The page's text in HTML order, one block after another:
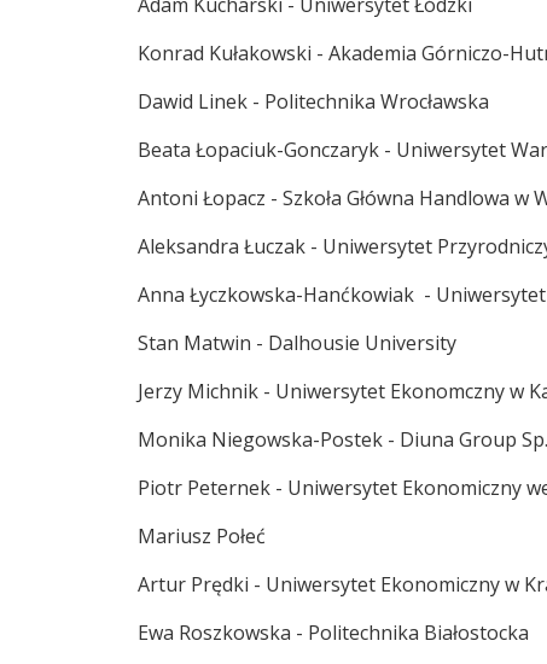
Konrad Kułakowski - Akademia Górniczo-
Dawid Linek - Politechnika Wrocławska
Beata Łopaciuk-Gonczaryk - Uniwersytet
Antoni Łopacz - Szkoła Główna Handlowa w
Aleksandra Łuczak - Uniwersytet
Anna Łyczkowska-Hanćkowiak -
Stan Matwin - Dalhousie University
Jerzy Michnik - Uniwersytet Ekonomczny w
Monika Niegowska-Postek - Diuna Group
Piotr Peternek - Uniwersytet Ekonomiczny
Mariusz Połeć
Artur Prędki - Uniwersytet Ekonomiczny w
Ewa Roszkowska - Politechnika Białostocka